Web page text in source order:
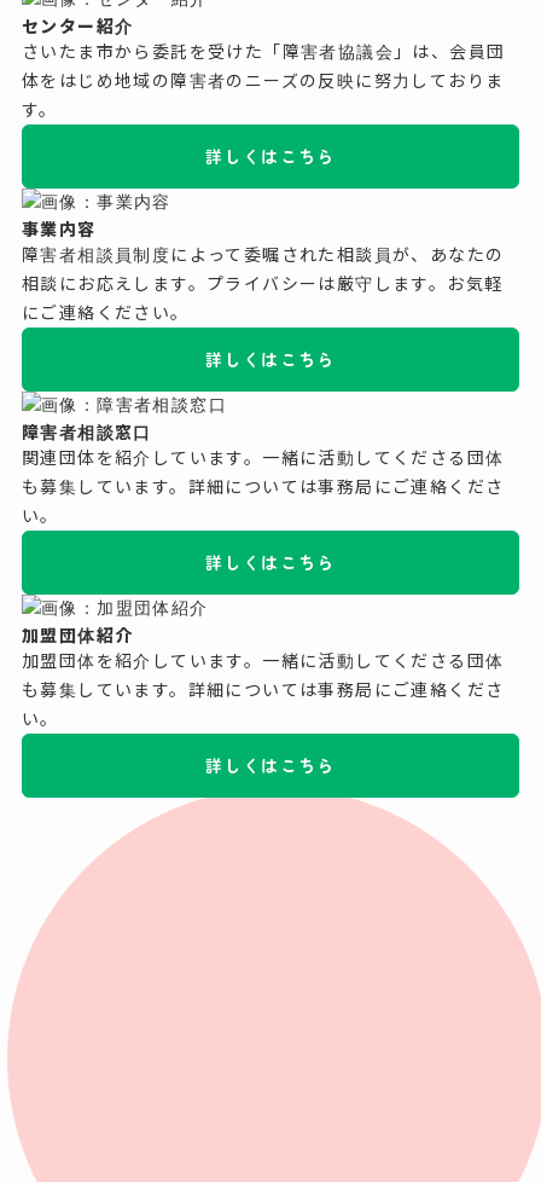
センター紹介
さいたま市から委託を受けた「障害者協議会」は、会員団
体をはじめ地域の障害者のニーズの反映に努力しておりま
す。
詳しくはこちら
事業内容
障害者相談員制度によって委嘱された相談員が、あなたの
相談にお応えします。プライバシーは厳守します。お気軽
にご連絡ください。
詳しくはこちら
障害者相談窓口
関連団体を紹介しています。一緒に活動してくださる団体
も募集しています。詳細については事務局にご連絡くださ
い。
詳しくはこちら
加盟団体紹介
加盟団体を紹介しています。一緒に活動してくださる団体
も募集しています。詳細については事務局にご連絡くださ
い。
詳しくはこちら